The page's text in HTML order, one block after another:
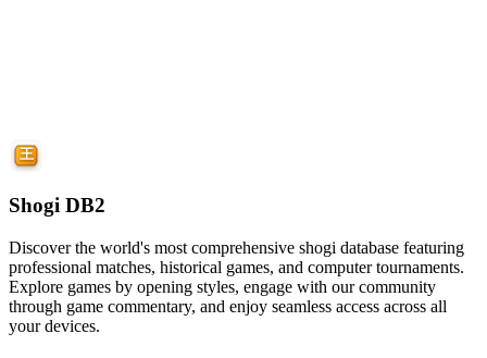
Shogi DB2
Discover the world's most comprehensive shogi database featuring
professional matches, historical games, and computer tournaments.
Explore games by opening styles, engage with our community
through game commentary, and enjoy seamless access across all
your devices.